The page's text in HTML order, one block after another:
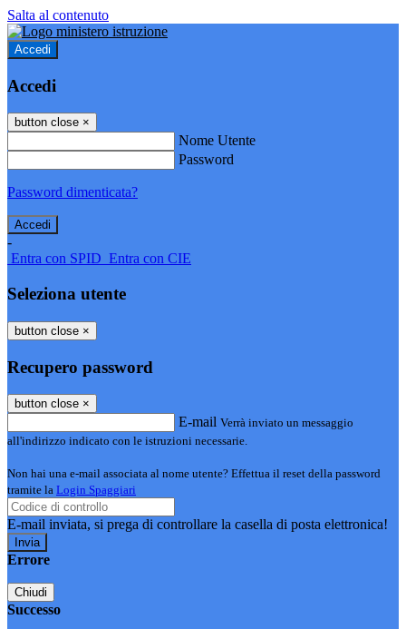
Salta al contenuto
Accedi
Accedi
button close ×
Nome Utente
Password
Password dimenticata?
-
Entra con SPID Entra con CIE
Seleziona utente
button close ×
Recupero password
button close ×
E-mail Verrà inviato un messaggio
all'indirizzo indicato con le istruzioni necessarie.
Non hai una e-mail associata al nome utente? Effettua il reset della password
tramite la Login Spaggiari
E-mail inviata, si prega di controllare la casella di posta elettronica!
Errore
Chiudi
Successo